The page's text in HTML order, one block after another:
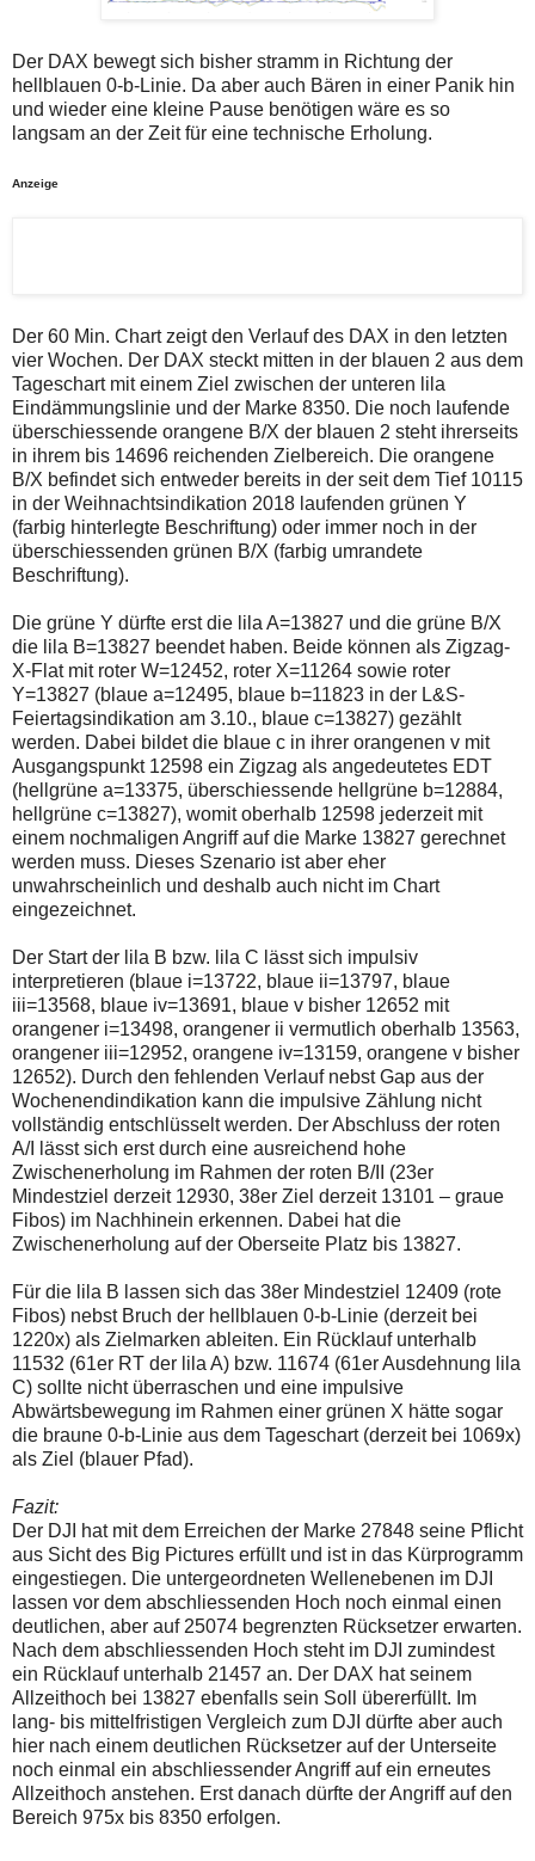
die
Netiquette
oder
Missbrauch
Kommentarfunktion
Ihre
Internetverbindung
und
versuchen
Sie
es
zu
einem
späteren
Zeitpunkt
noch
einmal.
Sollte
das
weiterbestehen
bitte
ich
um
Kontaktaufnahme
per
Mail
robbys-
elliottwellen@online.de.
Bis
zur
Lösung
des
Problems
sind
die
Post
auf
der
Plattform
wallstreet-
online.de
verfügbar.
Alternativ
Post
auch
auf
Plattform
online.de
Der DAX bewegt sich bisher stramm in Richtung der
hellblauen 0-b-Linie. Da aber auch Bären in einer Panik hin
und wieder eine kleine Pause benötigen wäre es so
langsam an der Zeit für eine technische Erholung.
Anzeige
Der 60 Min. Chart zeigt den Verlauf des DAX in den letzten
vier Wochen. Der DAX steckt mitten in der blauen 2 aus dem
Tageschart mit einem Ziel zwischen der unteren lila
Eindämmungslinie und der Marke 8350. Die noch laufende
überschiessende orangene B/X der blauen 2 steht ihrerseits
in ihrem bis 14696 reichenden Zielbereich. Die orangene
B/X befindet sich entweder bereits in der seit dem Tief 10115
in der Weihnachtsindikation 2018 laufenden grünen Y
(farbig hinterlegte Beschriftung) oder immer noch in der
überschiessenden grünen B/X (farbig umrandete
Beschriftung).
Die grüne Y dürfte erst die lila A=13827 und die grüne B/X
die lila B=13827 beendet haben. Beide können als Zigzag-
X-Flat mit roter W=12452, roter X=11264 sowie roter
Y=13827 (blaue a=12495, blaue b=11823 in der L&S-
Feiertagsindikation am 3.10., blaue c=13827) gezählt
werden. Dabei bildet die blaue c in ihrer orangenen v mit
Ausgangspunkt 12598 ein Zigzag als angedeutetes EDT
(hellgrüne a=13375, überschiessende hellgrüne b=12884,
hellgrüne c=13827), womit oberhalb 12598 jederzeit mit
einem nochmaligen Angriff auf die Marke 13827 gerechnet
werden muss. Dieses Szenario ist aber eher
unwahrscheinlich und deshalb auch nicht im Chart
eingezeichnet.
Der Start der lila B bzw. lila C lässt sich impulsiv
interpretieren (blaue i=13722, blaue ii=13797, blaue
iii=13568, blaue iv=13691, blaue v bisher 12652 mit
orangener i=13498, orangener ii vermutlich oberhalb 13563,
orangener iii=12952, orangene iv=13159, orangene v bisher
12652). Durch den fehlenden Verlauf nebst Gap aus der
Wochenendindikation kann die impulsive Zählung nicht
vollständig entschlüsselt werden. Der Abschluss der roten
A/I lässt sich erst durch eine ausreichend hohe
Zwischenerholung im Rahmen der roten B/II (23er
Mindestziel derzeit 12930, 38er Ziel derzeit 13101 – graue
Fibos) im Nachhinein erkennen. Dabei hat die
Zwischenerholung auf der Oberseite Platz bis 13827.
Für die lila B lassen sich das 38er Mindestziel 12409 (rote
Fibos) nebst Bruch der hellblauen 0-b-Linie (derzeit bei
1220x) als Zielmarken ableiten. Ein Rücklauf unterhalb
11532 (61er RT der lila A) bzw. 11674 (61er Ausdehnung lila
C) sollte nicht überraschen und eine impulsive
Abwärtsbewegung im Rahmen einer grünen X hätte sogar
die braune 0-b-Linie aus dem Tageschart (derzeit bei 1069x)
als Ziel (blauer Pfad).
Fazit:
Der DJI hat mit dem Erreichen der Marke 27848 seine Pflicht
aus Sicht des Big Pictures erfüllt und ist in das Kürprogramm
eingestiegen. Die untergeordneten Wellenebenen im DJI
lassen vor dem abschliessenden Hoch noch einmal einen
deutlichen, aber auf 25074 begrenzten Rücksetzer erwarten.
Nach dem abschliessenden Hoch steht im DJI zumindest
ein Rücklauf unterhalb 21457 an. Der DAX hat seinem
Allzeithoch bei 13827 ebenfalls sein Soll übererfüllt. Im
lang- bis mittelfristigen Vergleich zum DJI dürfte aber auch
hier nach einem deutlichen Rücksetzer auf der Unterseite
noch einmal ein abschliessender Angriff auf ein erneutes
Allzeithoch anstehen. Erst danach dürfte der Angriff auf den
Bereich 975x bis 8350 erfolgen.